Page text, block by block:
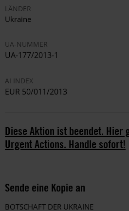
LÄNDER
Ukraine
UA-NUMMER
UA-177/2013-1
AI INDEX
EUR 50/011/2013
Diese Aktion ist beendet. Hier
Urgent Actions. Handle sofort!
Sende eine Kopie an
BOTSCHAFT DER UKRAINE